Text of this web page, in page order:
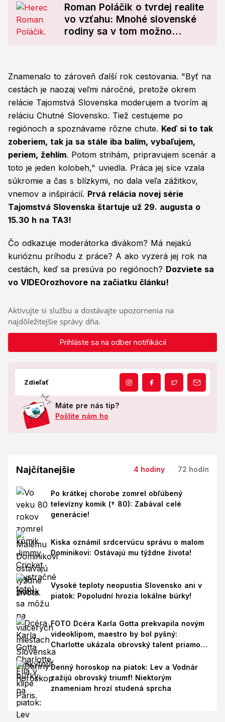
Roman Poláčik o tvrdej realite
vo vzťahu: Mnohé slovenské
rodiny sa v tom možno
Znamenalo to zároveň ďalší rok cestovania. "Byť na
cestách je naozaj veľmi náročné, pretože okrem
relácie Tajomstvá Slovenska moderujem a tvorím aj
reláciu Chutné Slovensko. Tiež cestujeme po
regiónoch a spoznávame rôzne chute. Keď si to tak
zoberiem, tak ja sa stále iba balím, vybaľujem,
periem, žehlím. Potom strihám, pripravujem scenár a
toto je jeden kolobeh," uviedla. Práca jej síce vzala
súkromie a čas s blízkymi, no dala veľa zážitkov,
vnemov a inšpirácií. Prvá relácia novej série
Tajomstvá Slovenska štartuje už 29. augusta o
15.30 h na TA3!
Čo odkazuje moderátorka divákom? Má nejakú
kurióznu príhodu z práce? A ako vyzerá jej rok na
cestách, keď sa presúva po regiónoch? Dozviete sa
vo VIDEOrozhovore na začiatku článku!
Aktivujte si službu a dostávajte upozornenia na
najdôležitejšie správy dňa.
Prihláste sa na odber notifikácií
Zdieľať
Máte pre nás tip?
Pošlite nám ho
Najčítanejšie 4 hodiny 72 hodín
Po krátkej chorobe zomrel obľúbený
televízny komik († 80): Zabával celé
generácie!
Kiska oznámil srdcervúcu správu o malom
Dominikovi: Ostávajú mu týždne života!
Vysoké teploty neopustia Slovensko ani v
piatok: Popoludní hrozia lokálne búrky!
FOTO Dcéra Karla Gotta prekvapila novým
videoklipom, maestro by bol pyšný:
Charlotte ukázala obrovský talent priamo v
Paríži!
Denný horoskop na piatok: Lev a Vodnár
zažijú obrovský triumf! Niektorým
znameniam hrozí studená sprcha